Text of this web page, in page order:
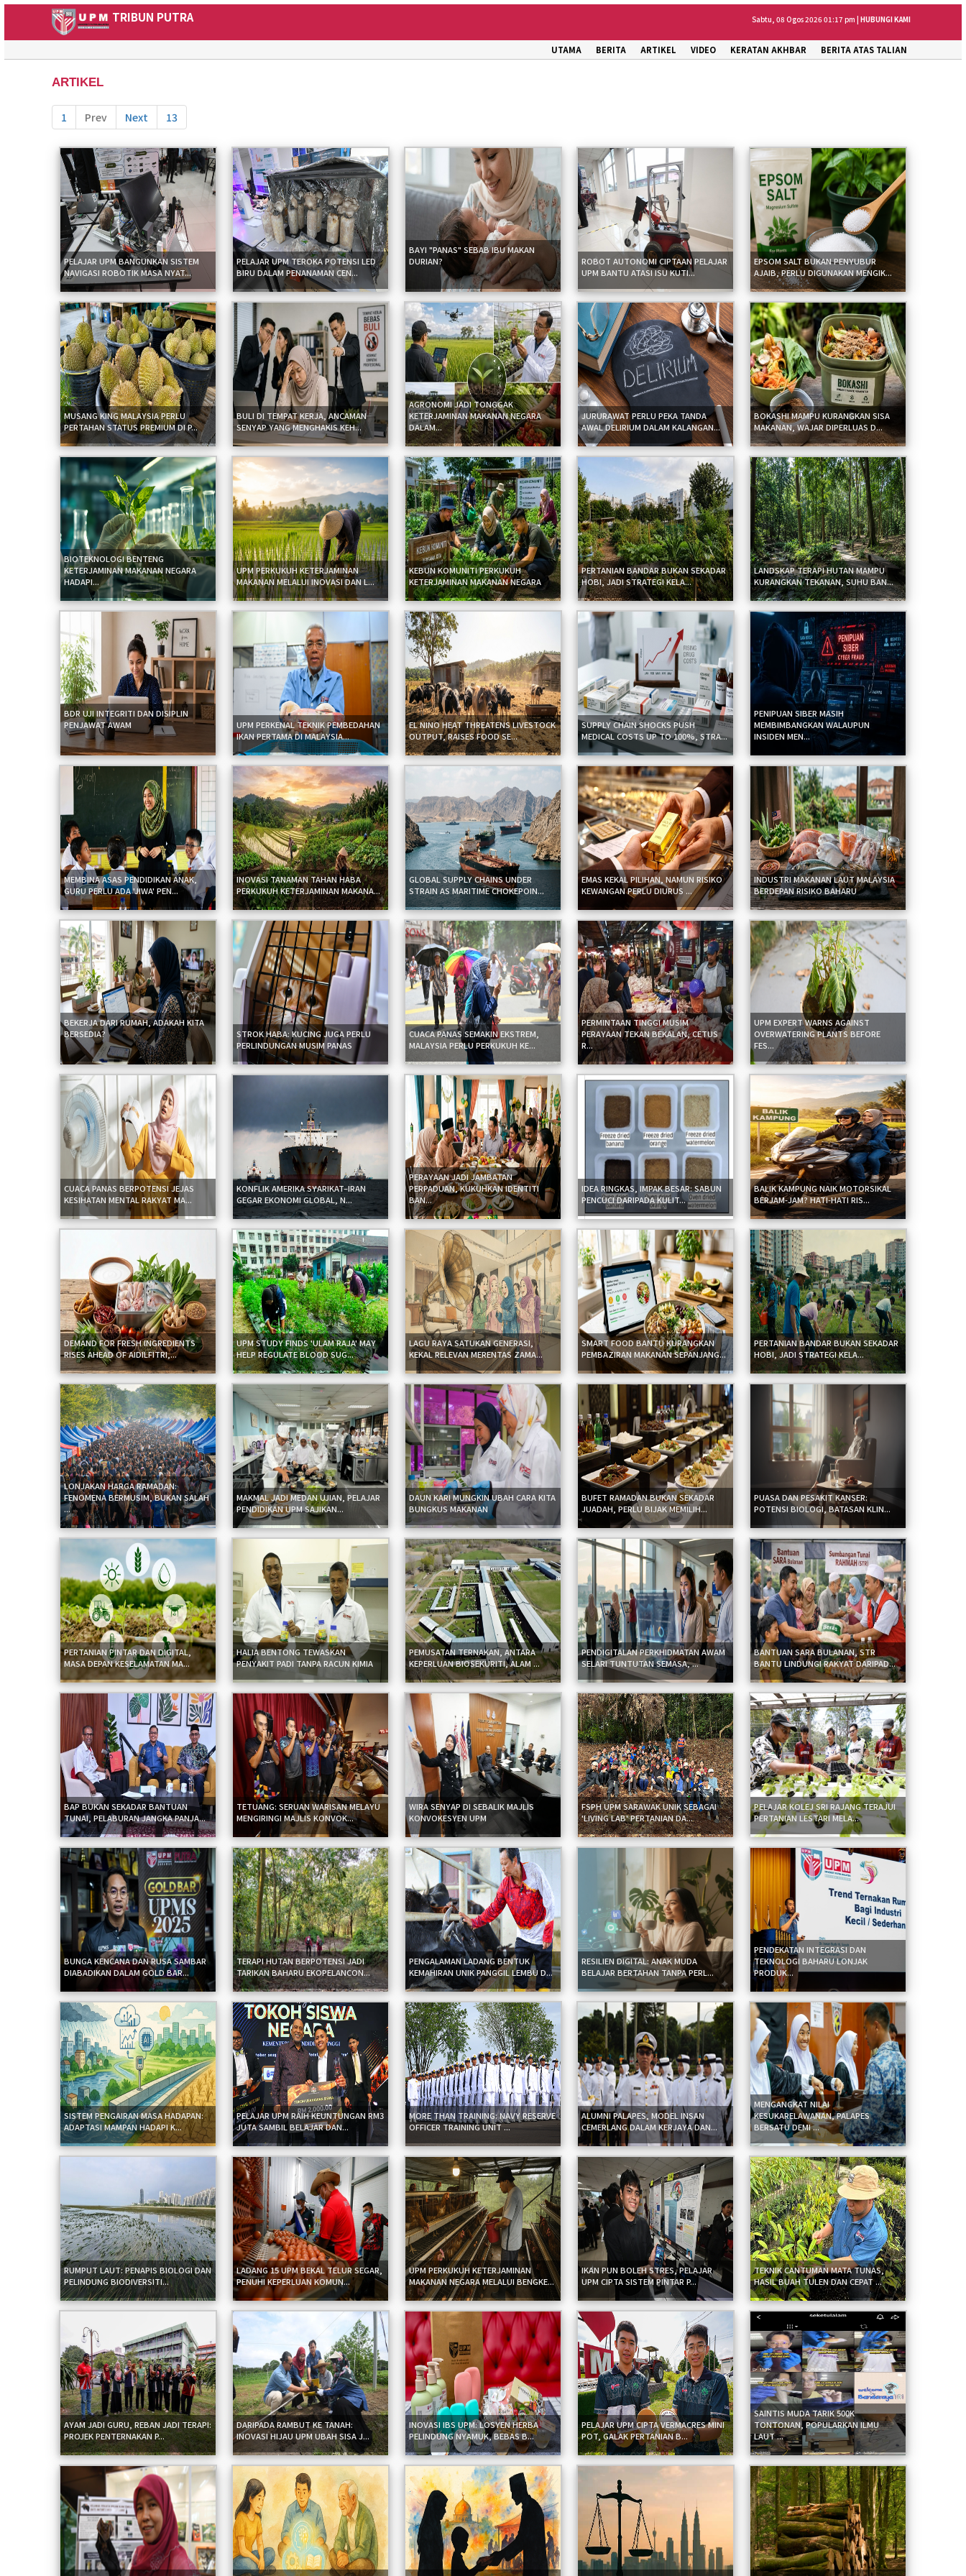
Sabtu, 08 Ogos 2026 01:17 pm | HUBUNGI KAMI
TRIBUN PUTRA
BERITA ATAS TALIAN
KERATAN AKHBAR
VIDEO
ARTIKEL
BERITA
UTAMA
ARTIKEL
1 Prev Next 13
PELAJAR UPM BANGUNKAN SISTEM
NAVIGASI ROBOTIK MASA NYAT...
PELAJAR UPM TEROKA POTENSI LED
BIRU DALAM PENANAMAN CEN...
BAYI "PANAS" SEBAB IBU MAKAN
DURIAN?
ROBOT AUTONOMI CIPTAAN PELAJAR
UPM BANTU ATASI ISU KUTI...
EPSOM SALT BUKAN PENYUBUR
AJAIB, PERLU DIGUNAKAN MENGIK...
MUSANG KING MALAYSIA PERLU
PERTAHAN STATUS PREMIUM DI P...
BULI DI TEMPAT KERJA, ANCAMAN
SENYAP YANG MENGHAKIS KEH...
AGRONOMI JADI TONGGAK
KETERJAMINAN MAKANAN NEGARA
DALAM...
JURURAWAT PERLU PEKA TANDA
AWAL DELIRIUM DALAM KALANGAN...
BOKASHI MAMPU KURANGKAN SISA
MAKANAN, WAJAR DIPERLUAS D...
BIOTEKNOLOGI BENTENG
KETERJAMINAN MAKANAN NEGARA
HADAPI...
UPM PERKUKUH KETERJAMINAN
MAKANAN MELALUI INOVASI DAN L...
KEBUN KOMUNITI PERKUKUH
KETERJAMINAN MAKANAN NEGARA
PERTANIAN BANDAR BUKAN SEKADAR
HOBI, JADI STRATEGI KELA...
LANDSKAP TERAPI HUTAN MAMPU
KURANGKAN TEKANAN, SUHU BAN...
BDR UJI INTEGRITI DAN DISIPLIN
PENJAWAT AWAM
UPM PERKENAL TEKNIK PEMBEDAHAN
IKAN PERTAMA DI MALAYSIA...
EL NINO HEAT THREATENS LIVESTOCK
OUTPUT, RAISES FOOD SE...
SUPPLY CHAIN SHOCKS PUSH
MEDICAL COSTS UP TO 100%, STRA...
PENIPUAN SIBER MASIH
MEMBIMBANGKAN WALAUPUN
INSIDEN MEN...
MEMBINA ASAS PENDIDIKAN ANAK,
GURU PERLU ADA 'JIWA' PEN...
INOVASI TANAMAN TAHAN HABA
PERKUKUH KETERJAMINAN MAKANA...
GLOBAL SUPPLY CHAINS UNDER
STRAIN AS MARITIME CHOKEPOIN...
EMAS KEKAL PILIHAN, NAMUN RISIKO
KEWANGAN PERLU DIURUS ...
INDUSTRI MAKANAN LAUT MALAYSIA
BERDEPAN RISIKO BAHARU
BEKERJA DARI RUMAH, ADAKAH KITA
BERSEDIA?
STROK HABA: KUCING JUGA PERLU
PERLINDUNGAN MUSIM PANAS
CUACA PANAS SEMAKIN EKSTREM,
MALAYSIA PERLU PERKUKUH KE...
PERMINTAAN TINGGI MUSIM
PERAYAAN TEKAN BEKALAN, CETUS
R...
UPM EXPERT WARNS AGAINST
OVERWATERING PLANTS BEFORE
FES...
CUACA PANAS BERPOTENSI JEJAS
KESIHATAN MENTAL RAKYAT MA...
KONFLIK AMERIKA SYARIKAT–IRAN
GEGAR EKONOMI GLOBAL, N...
PERAYAAN JADI JAMBATAN
PERPADUAN, KUKUHKAN IDENTITI
BAN...
IDEA RINGKAS, IMPAK BESAR: SABUN
PENCUCI DARIPADA KULIT...
BALIK KAMPUNG NAIK MOTORSIKAL
BERJAM-JAM? HATI-HATI RIS...
DEMAND FOR FRESH INGREDIENTS
RISES AHEAD OF AIDILFITRI,...
UPM STUDY FINDS 'ULAM RAJA' MAY
HELP REGULATE BLOOD SUG...
LAGU RAYA SATUKAN GENERASI,
KEKAL RELEVAN MERENTAS ZAMA...
SMART FOOD BANTU KURANGKAN
PEMBAZIRAN MAKANAN SEPANJANG...
PERTANIAN BANDAR BUKAN SEKADAR
HOBI, JADI STRATEGI KELA...
LONJAKAN HARGA RAMADAN:
FENOMENA BERMUSIM, BUKAN SALAH
...
MAKMAL JADI MEDAN UJIAN, PELAJAR
PENDIDIKAN UPM SAJIKAN...
DAUN KARI MUNGKIN UBAH CARA KITA
BUNGKUS MAKANAN
BUFET RAMADAN BUKAN SEKADAR
JUADAH, PERLU BIJAK MEMILIH...
PUASA DAN PESAKIT KANSER:
POTENSI BIOLOGI, BATASAN KLIN...
PERTANIAN PINTAR DAN DIGITAL,
MASA DEPAN KESELAMATAN MA...
HALIA BENTONG TEWASKAN
PENYAKIT PADI TANPA RACUN KIMIA
PEMUSATAN TERNAKAN, ANTARA
KEPERLUAN BIOSEKURITI, ALAM ...
PENDIGITALAN PERKHIDMATAN AWAM
SELARI TUNTUTAN SEMASA, ...
BANTUAN SARA BULANAN, STR
BANTU LINDUNGI RAKYAT DARIPAD...
BAP BUKAN SEKADAR BANTUAN
TUNAI, PELABURAN JANGKA PANJA...
TETUANG: SERUAN WARISAN MELAYU
MENGIRINGI MAJLIS KONVOK...
WIRA SENYAP DI SEBALIK MAJLIS
KONVOKESYEN UPM
FSPH UPM SARAWAK UNIK SEBAGAI
'LIVING LAB' PERTANIAN DA...
PELAJAR KOLEJ SRI RAJANG TERAJUI
PERTANIAN LESTARI MELA...
BUNGA KENCANA DAN RUSA SAMBAR
DIABADIKAN DALAM GOLD BAR...
TERAPI HUTAN BERPOTENSI JADI
TARIKAN BAHARU EKOPELANCON...
PENGALAMAN LADANG BENTUK
KEMAHIRAN UNIK PANGGIL LEMBU D...
RESILIEN DIGITAL: ANAK MUDA
BELAJAR BERTAHAN TANPA PERL...
PENDEKATAN INTEGRASI DAN
TEKNOLOGI BAHARU LONJAK
PRODUK...
SISTEM PENGAIRAN MASA HADAPAN:
ADAPTASI MAMPAN HADAPI K...
PELAJAR UPM RAIH KEUNTUNGAN RM3
JUTA SAMBIL BELAJAR DAN...
MORE THAN TRAINING: NAVY RESERVE
OFFICER TRAINING UNIT ...
ALUMNI PALAPES, MODEL INSAN
CEMERLANG DALAM KERJAYA DAN...
MENGANGKAT NILAI
KESUKARELAWANAN, PALAPES
BERSATU DEMI ...
RUMPUT LAUT: PENAPIS BIOLOGI DAN
PELINDUNG BIODIVERSITI...
LADANG 15 UPM BEKAL TELUR SEGAR,
PENUHI KEPERLUAN KOMUN...
UPM PERKUKUH KETERJAMINAN
MAKANAN NEGARA MELALUI BENGKE...
IKAN PUN BOLEH STRES, PELAJAR
UPM CIPTA SISTEM PINTAR P...
TEKNIK CANTUMAN MATA TUNAS,
HASIL BUAH TULEN DAN CEPAT ...
AYAM JADI GURU, REBAN JADI TERAPI:
PROJEK PENTERNAKAN P...
DARIPADA RAMBUT KE TANAH:
INOVASI HIJAU UPM UBAH SISA J...
INOVASI IBS UPM: LOSYEN HERBA
PELINDUNG NYAMUK, BEBAS B...
PELAJAR UPM CIPTA VERMACRES MINI
POT, GALAK PERTANIAN B...
SAINTIS MUDA TARIK 500K
TONTONAN, POPULARKAN ILMU
LAUT ...